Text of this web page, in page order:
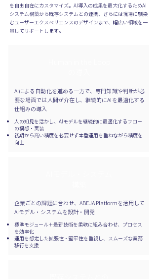
を自由自在にカスタマイズ。AI導入の成果を最大化するためAI
システム構築から既存システムとの連携、さらには現場に馴染
むユーザーエクスペリエンスのデザインまで、幅広い領域を一
貫してサポートします。
AIによる自動化を進める一方で、専門知識や判断が必
要な場面では人間が介在し、継続的にAIを最適化する
仕組みの導入
人の知見を活かし、AIモデルを継続的に最適化するフロー
の構想・実装
初期から高い精度を必要せず本番運用を重ねながら精度を
向上
企業ごとの課題に合わせ、ABEJA Platformを活用して
AIモデル・システムを設計・開発
標準モジュール＋最新技術を柔軟に組み合わせ、プロセス
を効率化
運用を想定した拡張性・堅牢性を重視し、スムーズな業務
移行を支援